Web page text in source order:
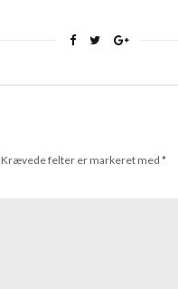
Krævede felter er markeret med *